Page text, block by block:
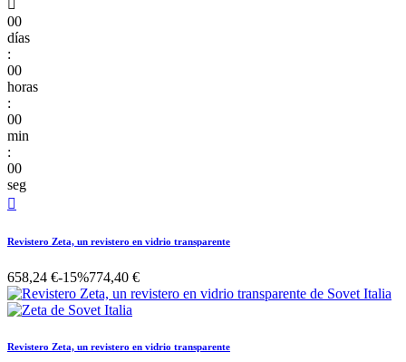

00
días
:
00
horas
:
00
min
:
00
seg

Revistero Zeta, un revistero en vidrio transparente
658,24 €-15%774,40 €
Revistero Zeta, un revistero en vidrio transparente